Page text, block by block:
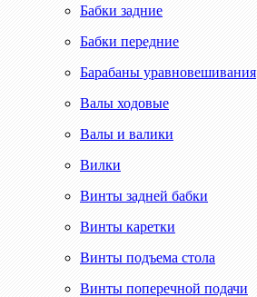
Бабки задние
Бабки передние
Барабаны уравновешивания
Валы ходовые
Валы и валики
Вилки
Винты задней бабки
Винты каретки
Винты подъема стола
Винты поперечной подачи